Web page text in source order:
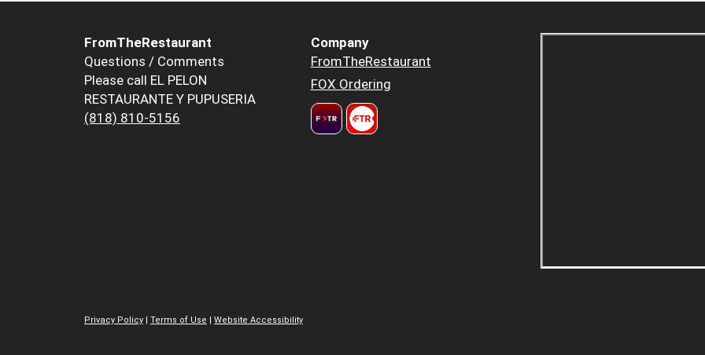
FromTheRestaurant
Questions / Comments
Please call EL PELON
RESTAURANTE Y PUPUSERIA
(818) 810-5156
Company
FromTheRestaurant
FOX Ordering
Privacy Policy Terms of Use Website Accessibility